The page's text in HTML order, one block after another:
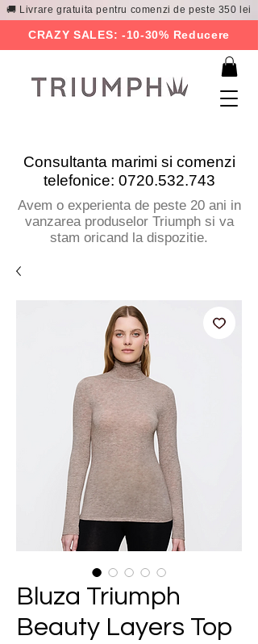
🚚 Livrare gratuita pentru comenzi de peste 350 lei
CRAZY SALES: -10-30% Reducere
Consultanta marimi si comenzi
telefonice: 0720.532.743
Avem o experienta de peste 20 ani in
vanzarea produselor Triumph si va
stam oricand la dispozitie.
Bluza Triumph
Beauty Layers Top